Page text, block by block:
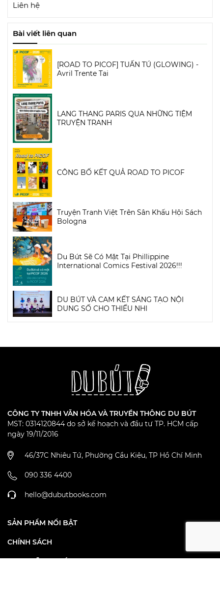
Liên hệ
Bài viết liên quan
[ROAD TO PICOF] TUẤN TÚ (GLOWING) -
Avril Trente Tai
LANG THANG PARIS QUA NHỮNG TIỆM
TRUYỆN TRANH
CÔNG BỐ KẾT QUẢ ROAD TO PICOF
Truyện Tranh Việt Trên Sân Khấu Hội Sách
Bologna
Du Bút Sẽ Có Mặt Tại Phillippine
International Comics Festival 2026!!!
DU BÚT VÀ CAM KẾT SÁNG TẠO NỘI
DUNG SỐ CHO THIẾU NHI
CÔNG TY TNHH VĂN HÓA VÀ TRUYỀN THÔNG DU BÚT
MST: 0314120844 do sở kế hoạch và đầu tư TP. HCM cấp
ngày 19/11/2016
46/37C Nhiêu Tứ, Phường Cầu Kiệu, TP Hồ Chí Minh
090 336 4400
hello@dubutbooks.com
SẢN PHẨM NỔI BẬT
CHÍNH SÁCH